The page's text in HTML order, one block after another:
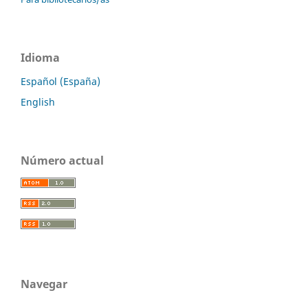
Idioma
Español (España)
English
Número actual
Navegar